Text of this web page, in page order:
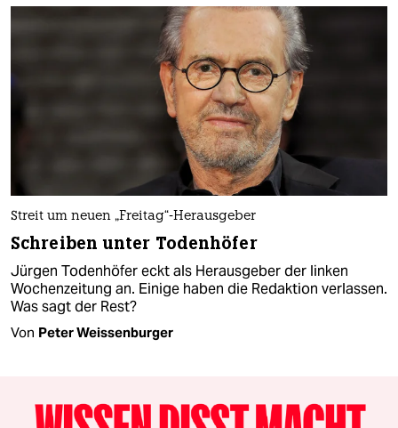
Streit um neuen „Freitag“-Herausgeber
Schreiben unter Todenhöfer
Jürgen Todenhöfer eckt als Herausgeber der linken
Wochenzeitung an. Einige haben die Redaktion verlassen.
Was sagt der Rest?
Von Peter Weissenburger